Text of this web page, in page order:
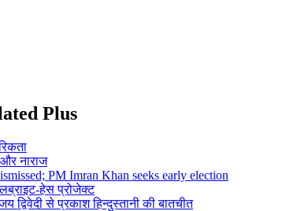
Plus
नाराज
PM Imran Khan seeks early election
हेस प्रोजेक्ट
से प्रकाश हिन्दुस्तानी की बातचीत